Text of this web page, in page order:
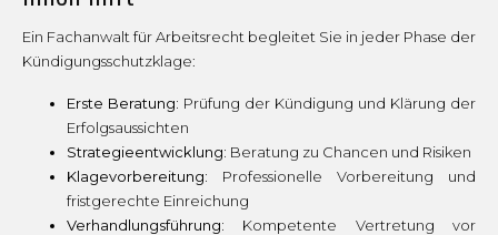
Ein Fachanwalt für Arbeitsrecht begleitet Sie in jeder Phase der
Kündigungsschutzklage:
Erste Beratung: Prüfung der Kündigung und Klärung der
Erfolgsaussichten
Strategieentwicklung: Beratung zu Chancen und Risiken
Klagevorbereitung: Professionelle Vorbereitung und
fristgerechte Einreichung
Verhandlungsführung: Kompetente Vertretung vor